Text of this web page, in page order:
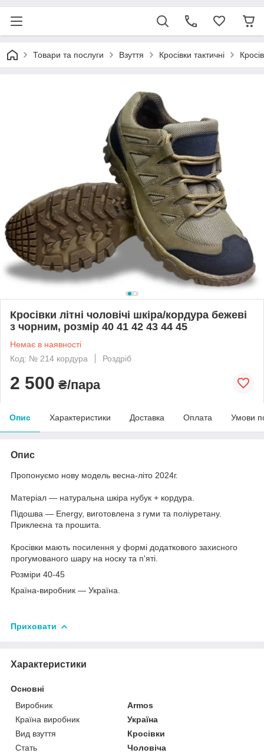
Товари та послуги Взуття Кросівки тактичні
Кросівки літні чоловічі шкіра/кордура бежеві
з чорним, розмір 40 41 42 43 44 45
Немає в наявності
Код: № 214 кордура
Роздріб
2 500 ₴/пара
Опис Характеристики Доставка Оплата Умови
Опис
Пропонуємо нову модель весна-літо 2024г.
Матеріал — натуральна шкіра нубук + кордура.
Підошва — Energy, виготовлена з гуми та поліуретану.
Приклеєна та прошита.
Кросівки мають посилення у формі додаткового захисного
прогумованого шару на носку та п'яті.
Розміри 40-45
Країна-виробник — Україна.
Приховати
Характеристики
Основні
Виробник
Armos
Країна виробник
Україна
Вид взуття
Кросівки
Стать
Чоловіча